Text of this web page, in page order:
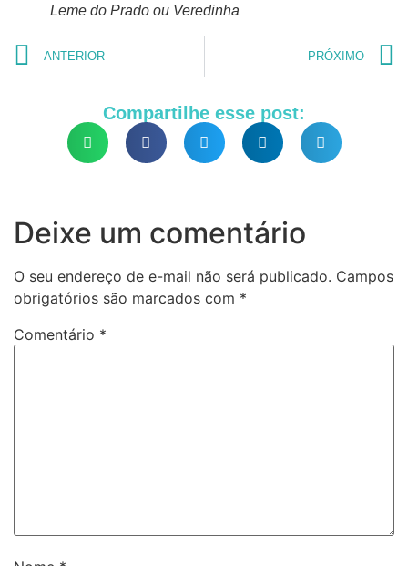
Leme do Prado ou Veredinha
ANTERIOR PRÓXIMO
Compartilhe esse post:
Deixe um comentário
O seu endereço de e-mail não será publicado. Campos
obrigatórios são marcados com *
Comentário *